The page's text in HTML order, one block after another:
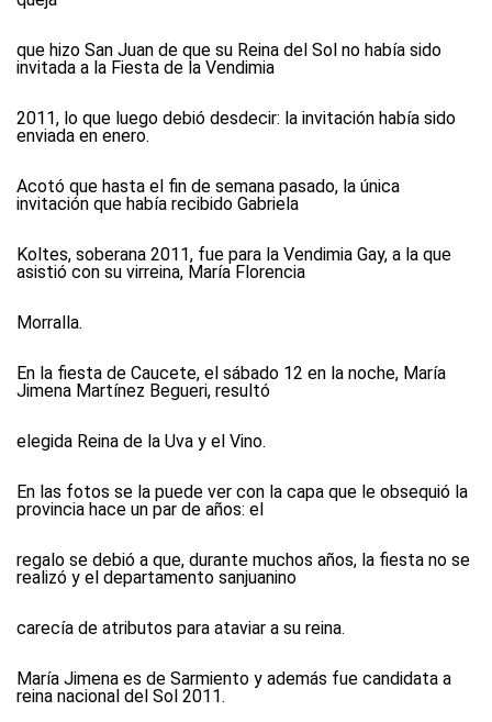
que hizo San Juan de que su Reina del Sol no había sido
invitada a la Fiesta de la Vendimia
2011, lo que luego debió desdecir: la invitación había sido
enviada en enero.
Acotó que hasta el fin de semana pasado, la única
invitación que había recibido Gabriela
Koltes, soberana 2011, fue para la Vendimia Gay, a la que
asistió con su virreina, María Florencia
Morralla.
En la fiesta de Caucete, el sábado 12 en la noche, María
Jimena Martínez Begueri, resultó
elegida Reina de la Uva y el Vino.
En las fotos se la puede ver con la capa que le obsequió la
provincia hace un par de años: el
regalo se debió a que, durante muchos años, la fiesta no se
realizó y el departamento sanjuanino
carecía de atributos para ataviar a su reina.
María Jimena es de Sarmiento y además fue candidata a
reina nacional del Sol 2011.